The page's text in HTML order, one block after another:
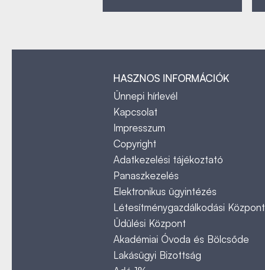
HASZNOS INFORMÁCIÓK
Ünnepi hírlevél
Kapcsolat
Impresszum
Copyright
Adatkezelési tájékoztató
Panaszkezelés
Elektronikus ügyintézés
Létesítménygazdálkodási Központ
Üdülési Központ
Akadémiai Óvoda és Bölcsőde
Lakásügyi Bizottság